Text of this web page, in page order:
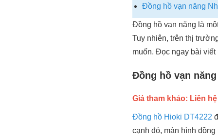
Đồng hồ vạn năng
Đồng hồ vạn năng là
Tuy nhiên, trên thị
muốn. Đọc ngay bài viết
Đồng hồ vạn
Giá tham khảo: Liên hệ
Đồng hồ Hioki DT4222
cạnh đó, màn hình